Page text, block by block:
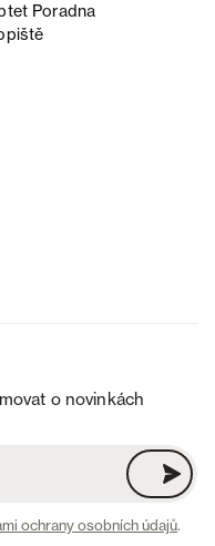
Poradna
o novinkách
ochrany osobních údajů.